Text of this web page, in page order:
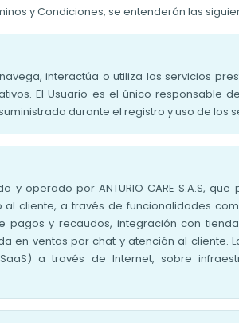
y Condiciones, se entenderán las
interactúa o utiliza los servicios
El Usuario es el único responsable
durante el registro y uso de los
y operado por ANTURIO CARE S.A.S,
al cliente, a través de funcionalidades
pagos y recaudos, integración con
en ventas por chat y atención al cliente.
a través de Internet, sobre